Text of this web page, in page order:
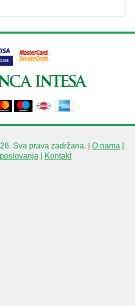
Sva prava zadržana. | O nama
Kontakt